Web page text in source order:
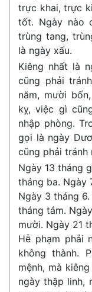
trực khai, trực
tốt. Ngày nào
trùng tang,
là ngày xấu.
Kiêng nhất là
cũng phải
năm, mười
kỵ, việc gì
nhập phòng.
gọi là ngày
cũng phải tránh
Ngày 13 tháng
tháng ba. Ngày
Ngày 3 tháng
tháng tám.
mười. Ngày 21
Hễ phạm phải
không thành.
mệnh, mà
ngày thập linh,